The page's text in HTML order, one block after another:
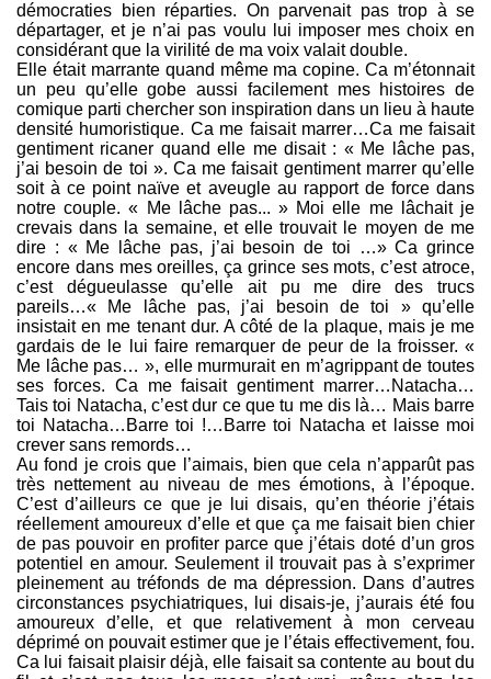
démocraties bien réparties. On parvenait pas trop à se
départager, et je n’ai pas voulu lui imposer mes choix en
considérant que la virilité de ma voix valait double.
Elle était marrante quand même ma copine. Ca m’étonnait
un peu qu’elle gobe aussi facilement mes histoires de
comique parti chercher son inspiration dans un lieu à haute
densité humoristique. Ca me faisait marrer…Ca me faisait
gentiment ricaner quand elle me disait : « Me lâche pas,
j’ai besoin de toi ». Ca me faisait gentiment marrer qu’elle
soit à ce point naïve et aveugle au rapport de force dans
notre couple. « Me lâche pas... » Moi elle me lâchait je
crevais dans la semaine, et elle trouvait le moyen de me
dire : « Me lâche pas, j’ai besoin de toi …» Ca grince
encore dans mes oreilles, ça grince ses mots, c’est atroce,
c’est dégueulasse qu’elle ait pu me dire des trucs
pareils…« Me lâche pas, j’ai besoin de toi » qu’elle
insistait en me tenant dur. A côté de la plaque, mais je me
gardais de le lui faire remarquer de peur de la froisser. «
Me lâche pas… », elle murmurait en m’agrippant de toutes
ses forces. Ca me faisait gentiment marrer…Natacha…
Tais toi Natacha, c’est dur ce que tu me dis là… Mais barre
toi Natacha…Barre toi !…Barre toi Natacha et laisse moi
crever sans remords…
Au fond je crois que l’aimais, bien que cela n’apparût pas
très nettement au niveau de mes émotions, à l’époque.
C’est d’ailleurs ce que je lui disais, qu’en théorie j’étais
réellement amoureux d’elle et que ça me faisait bien chier
de pas pouvoir en profiter parce que j’étais doté d’un gros
potentiel en amour. Seulement il trouvait pas à s’exprimer
pleinement au tréfonds de ma dépression. Dans d’autres
circonstances psychiatriques, lui disais-je, j’aurais été fou
amoureux d’elle, et que relativement à mon cerveau
déprimé on pouvait estimer que je l’étais effectivement, fou.
Ca lui faisait plaisir déjà, elle faisait sa contente au bout du